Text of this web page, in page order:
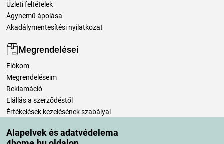
Alapelvek és adatvédelema
Üzleti feltételek
Ágynemű ápolása
Akadálymentesítési nyilatkozat
Megrendelései
Fiókom
Megrendeléseim
Reklamáció
Elállás a szerződéstől
Értékelések kezelésének szabályai
Szállítási módok